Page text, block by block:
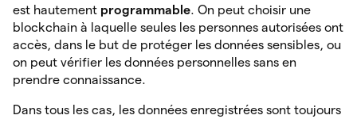
est hautement programmable. On peut choisir une
blockchain à laquelle seules les personnes autorisées ont
accès, dans le but de protéger les données sensibles, ou
on peut vérifier les données personnelles sans en
prendre connaissance.
Dans tous les cas, les données enregistrées sont toujours